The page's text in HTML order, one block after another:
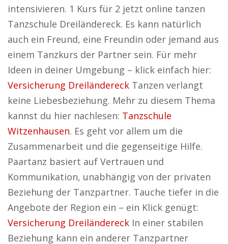
intensivieren. 1 Kurs für 2 jetzt online tanzen
Tanzschule Dreiländereck. Es kann natürlich
auch ein Freund, eine Freundin oder jemand aus
einem Tanzkurs der Partner sein. Für mehr
Ideen in deiner Umgebung – klick einfach hier:
Versicherung Dreiländereck Tanzen verlangt
keine Liebesbeziehung. Mehr zu diesem Thema
kannst du hier nachlesen: Tanzschule
Witzenhausen. Es geht vor allem um die
Zusammenarbeit und die gegenseitige Hilfe.
Paartanz basiert auf Vertrauen und
Kommunikation, unabhängig von der privaten
Beziehung der Tanzpartner. Tauche tiefer in die
Angebote der Region ein – ein Klick genügt:
Versicherung Dreiländereck In einer stabilen
Beziehung kann ein anderer Tanzpartner